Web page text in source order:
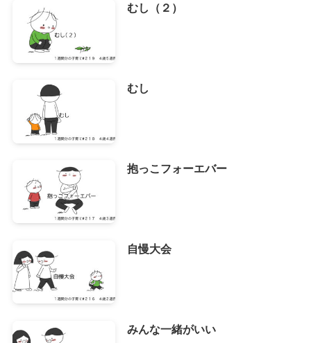
むし（２）
むし
抱っこフォーエバー
自慢大会
みんな一緒がいい